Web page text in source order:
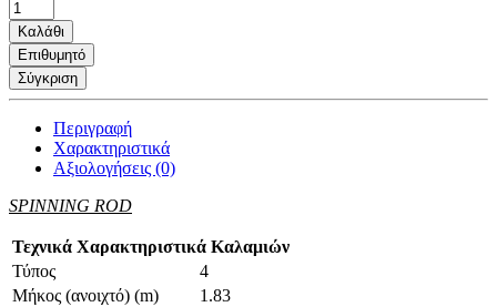
Καλάθι
Επιθυμητό
Σύγκριση
Περιγραφή
Χαρακτηριστικά
Αξιολογήσεις (0)
SPINNING ROD
Τεχνικά Χαρακτηριστικά Καλαμιών
Τύπος
4
Μήκος (ανοιχτό) (m)
1.83